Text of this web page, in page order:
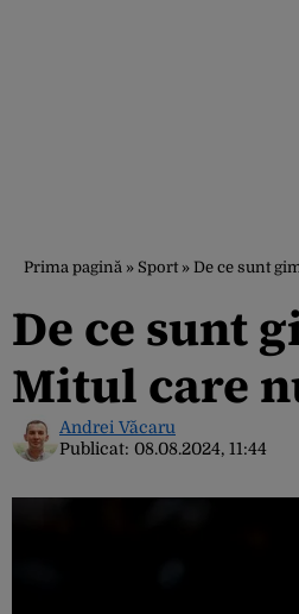
Prima pagină » Sport» De ce sunt
De ce sunt
Mitul care
Andrei Văcaru
Publicat: 08.08.2024, 11:44